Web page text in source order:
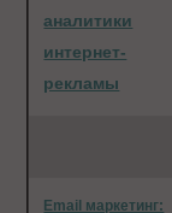
аналитики
интернет-
рекламы
Email маркетинг: